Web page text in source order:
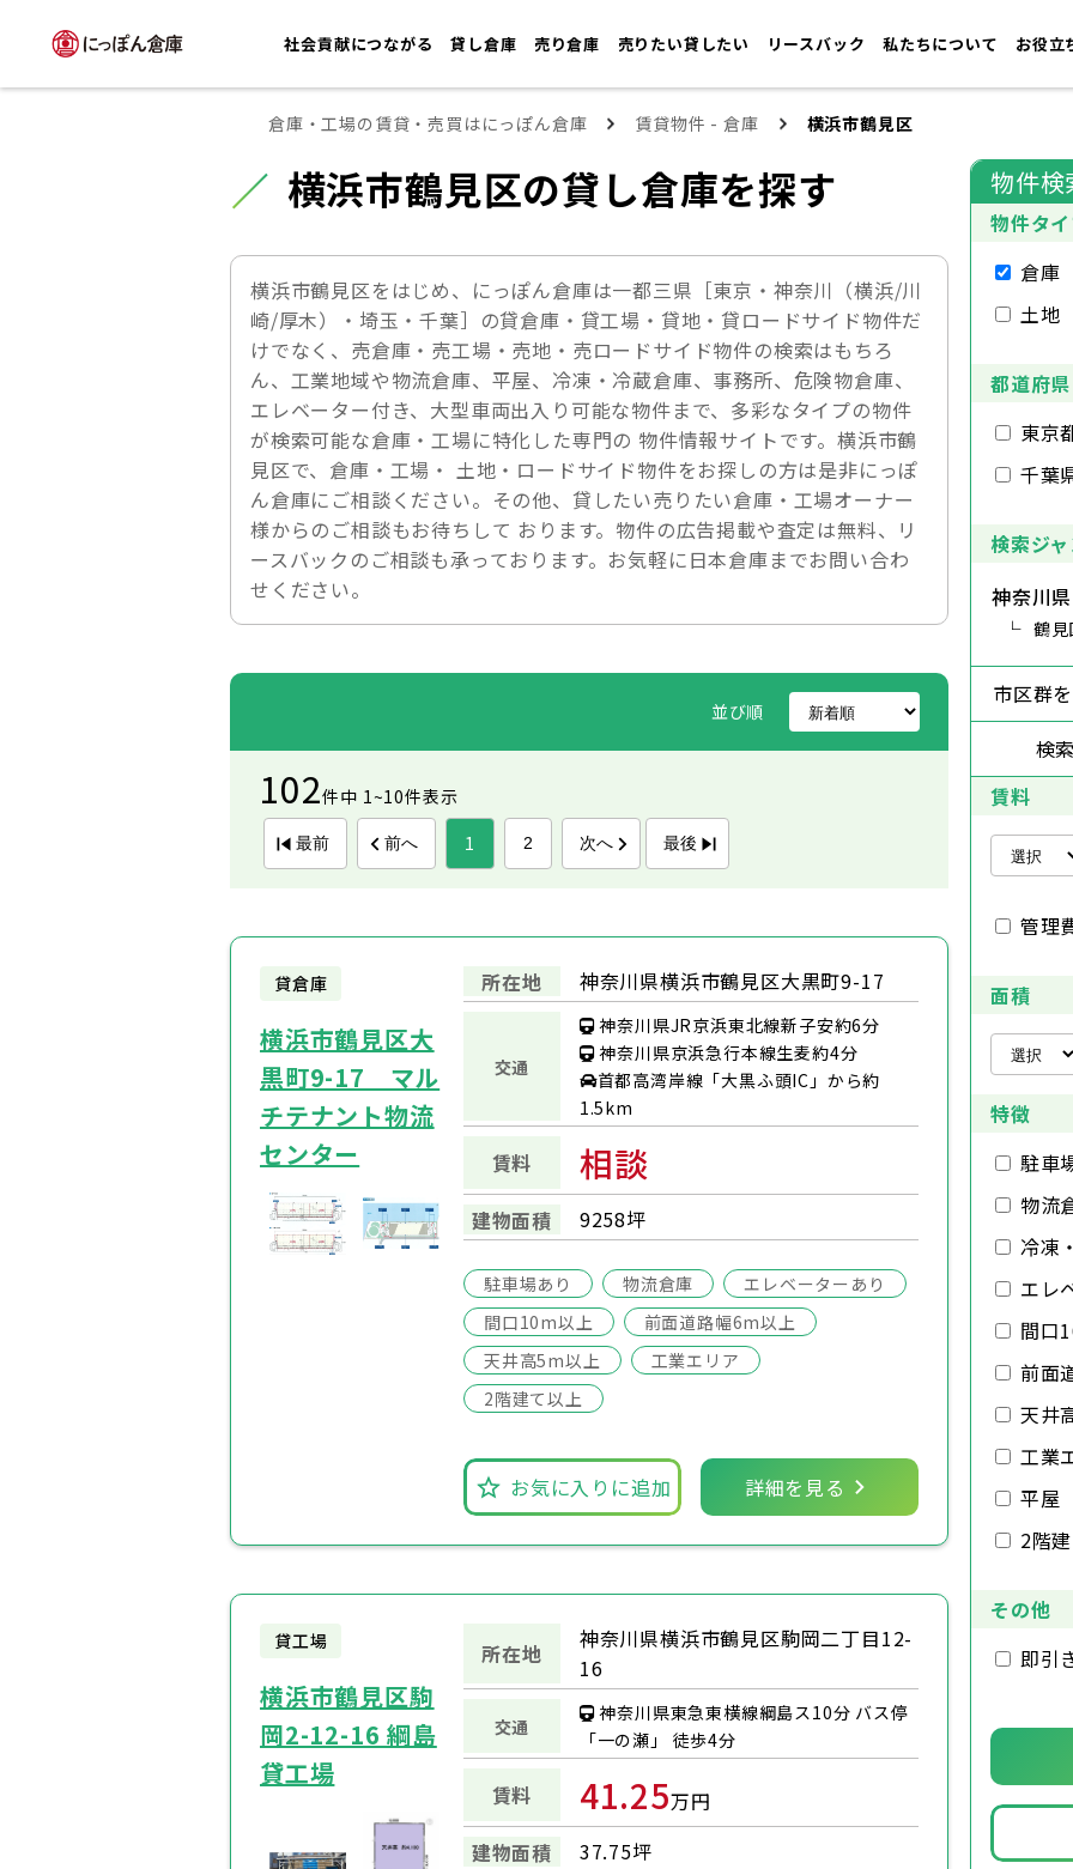
社会貢献につながる 貸し倉庫 売り倉庫 売りたい貸したい リースバック 私たちについて お役立
倉庫・工場の賃貸・売買はにっぽん倉庫 賃貸物件 - 倉庫 横浜市鶴見区
横浜市鶴見区の貸し倉庫を探す
横浜市鶴見区をはじめ、にっぽん倉庫は一都三県［東京・神奈川（横浜/川
崎/厚木）・埼玉・千葉］の貸倉庫・貸工場・貸地・貸ロードサイド物件だ
けでなく、売倉庫・売工場・売地・売ロードサイド物件の検索はもちろ
ん、工業地域や物流倉庫、平屋、冷凍・冷蔵倉庫、事務所、危険物倉庫、
エレベーター付き、大型車両出入り可能な物件まで、多彩なタイプの物件
が検索可能な倉庫・工場に特化した専門の 物件情報サイトです。横浜市鶴
見区で、倉庫・工場・ 土地・ロードサイド物件をお探しの方は是非にっぽ
ん倉庫にご相談ください。その他、貸したい売りたい倉庫・工場オーナー
様からのご相談もお待ちして おります。物件の広告掲載や査定は無料、リ
ースバックのご相談も承っております。お気軽に日本倉庫までお問い合わ
せください。
並び順
102件中 1~10件表示
最前 前へ 1 2 次へ 最後
貸倉庫
横浜市鶴見区大
黒町9-17 マル
チテナント物流
センター
所在地 神奈川県横浜市鶴見区大黒町9-17
交通
神奈川県JR京浜東北線新子安約6分
神奈川県京浜急行本線生麦約4分
首都高湾岸線「大黒ふ頭IC」から約
1.5km
賃料 相談
建物面積 9258坪
駐車場あり 物流倉庫
エレベーターあり
間口10m以上
前面道路幅6m以上
天井高5m以上
工業エリア
2階建て以上
お気に入りに追加 詳細を見る
貸工場
横浜市鶴見区駒
岡2-12-16 綱島
貸工場
所在地
神奈川県横浜市鶴見区駒岡二丁目12-
16
交通
神奈川県東急東横線綱島ス10分 バス停
「一の瀬」 徒歩4分
賃料 41.25万円
建物面積
37.75坪
物件検
物件タ
倉庫
土地
都道府県
東京
千葉
検索ジ
神奈川県
鶴見
市区群
検
賃料
管理
面積
特徴
駐車
物流
冷凍
エレ
間口
前面
天井
工業
平屋
2階
その他
即引